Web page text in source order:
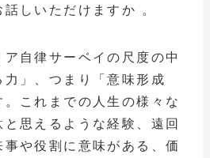
しいただけますか 。
ア自律サーベイの尺度の中
」、つまり「意味形成
これまでの人生の様々な
思えるような経験、遠回
や役割に意味がある、価